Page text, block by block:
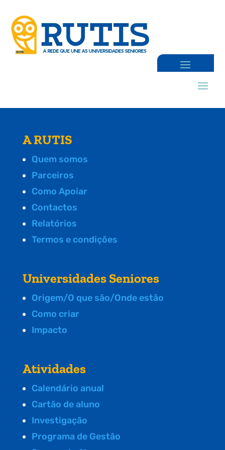
A RUTIS
Quem somos
Parceiros
Como Apoiar
Contactos
Relatórios
Termos e condições
Universidades Seniores
Origem/O que são/Onde estão
Como criar
Impacto
Atividades
Calendário anual
Cartão de aluno
Investigação
Programa de Gestão